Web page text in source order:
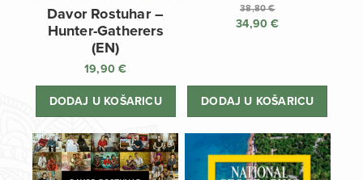
Davor Rostuhar –
Hunter-Gatherers
(EN)
19,90€
DODAJ U KOŠARICU
38,80€
Izvorna
38,80 €.
34,90€
34,90 €.
DODAJ U KOŠARICU